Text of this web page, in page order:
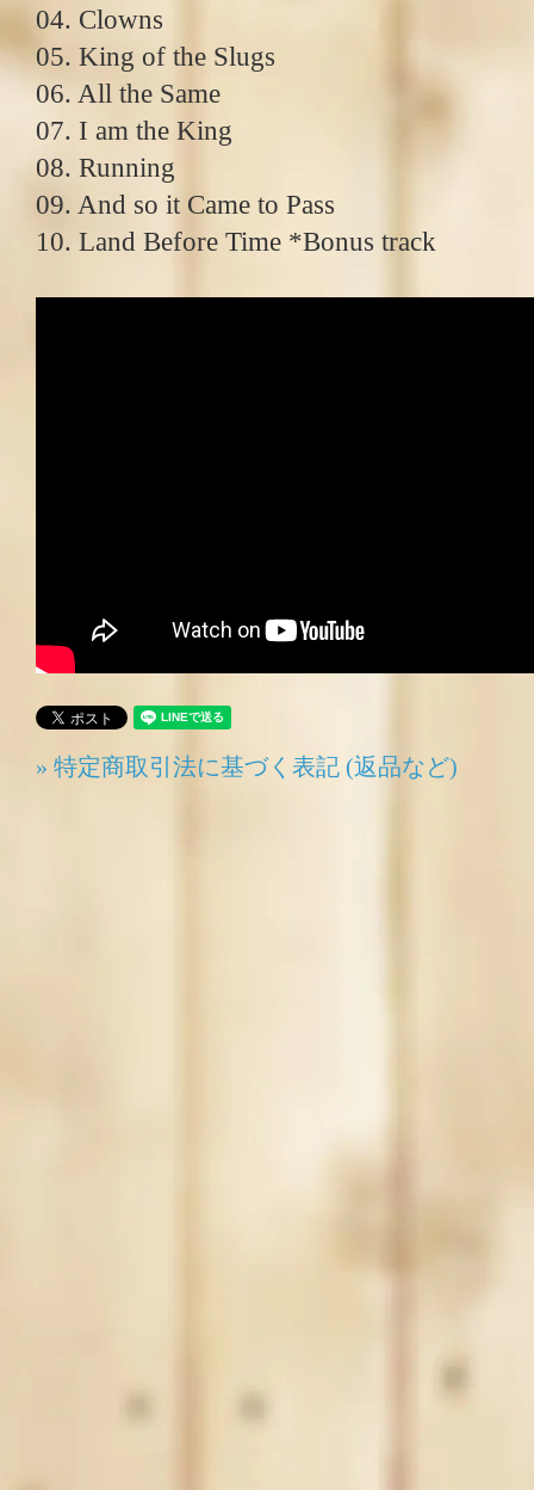
04. Clowns
05. King of the Slugs
06. All the Same
07. I am the King
08. Running
09. And so it Came to Pass
10. Land Before Time *Bonus track
» 特定商取引法に基づく表記 (返品など)